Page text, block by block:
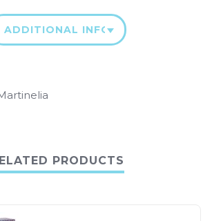
ADDITIONAL INFORMATION
PRODUCTS